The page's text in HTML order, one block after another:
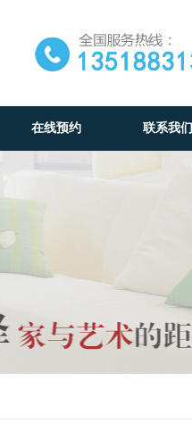
在线预约 联系我们